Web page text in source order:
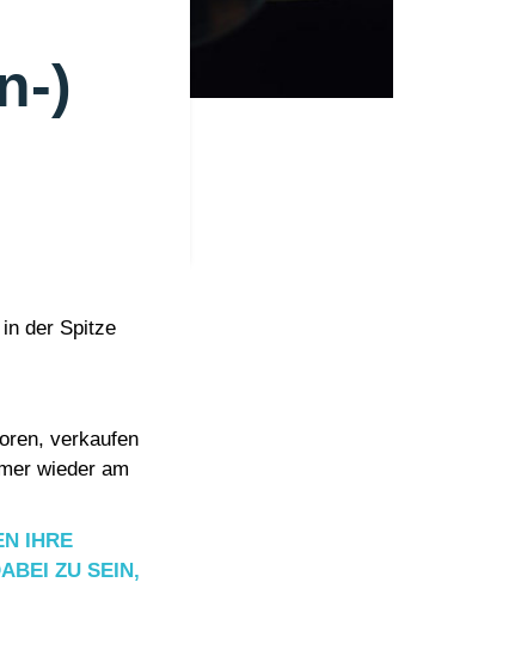
)
der Spitze
verkaufen
wieder am
IHRE
ZU SEIN,